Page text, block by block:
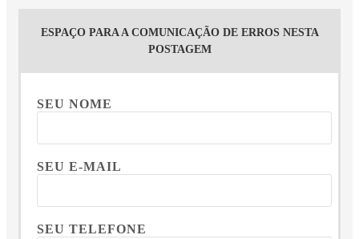
ESPAÇO PARA A COMUNICAÇÃO DE ERROS NESTA
POSTAGEM
SEU NOME
SEU E-MAIL
SEU TELEFONE